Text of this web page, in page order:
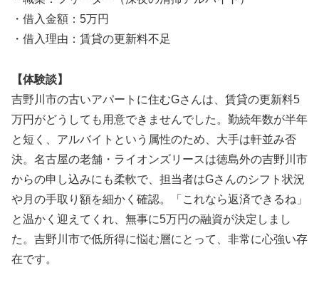
・借入金額：5万円
・借入理由：賃貸の更新料不足
【体験談】
吉野川市の古いアパートに住むGさんは、賃貸の更新料5
万円がどうしても用意できませんでした。勤続年数が半年
と短く、アルバイトという属性のため、大手は軒並み否
決。名古屋の老舗・ライオンズリースは徳島外の吉野川市
からの申し込みにも柔軟で、担当者はGさんのシフト状況
や月の手取り額を細かく確認。「これなら返済できるね」
と温かく迎えてくれ、無事に5万円の融資が決定しまし
た。吉野川市で低所得に悩む層にとって、非常に心強い存
在です。